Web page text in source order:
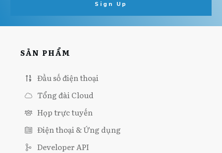
Sign Up
SẢN PHẨM
Đầu số điện thoại
Tổng đài Cloud
Họp trực tuyến
Điện thoại & Ứng dụng
Developer API